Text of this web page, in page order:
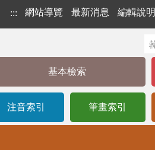
::: 網站導覽 最新消息 編輯說明
基本檢索
注音索引 筆畫索引